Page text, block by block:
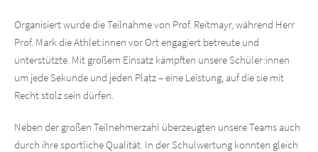
Organisiert wurde die Teilnahme von Prof. Reitmayr, während Herr
Prof. Mark die Athlet:innen vor Ort engagiert betreute und
unterstützte. Mit großem Einsatz kämpften unsere Schüler:innen
um jede Sekunde und jeden Platz – eine Leistung, auf die sie mit
Recht stolz sein dürfen.
Neben der großen Teilnehmerzahl überzeugten unsere Teams auch
durch ihre sportliche Qualität. In der Schulwertung konnten gleich